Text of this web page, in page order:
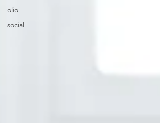
olio
social